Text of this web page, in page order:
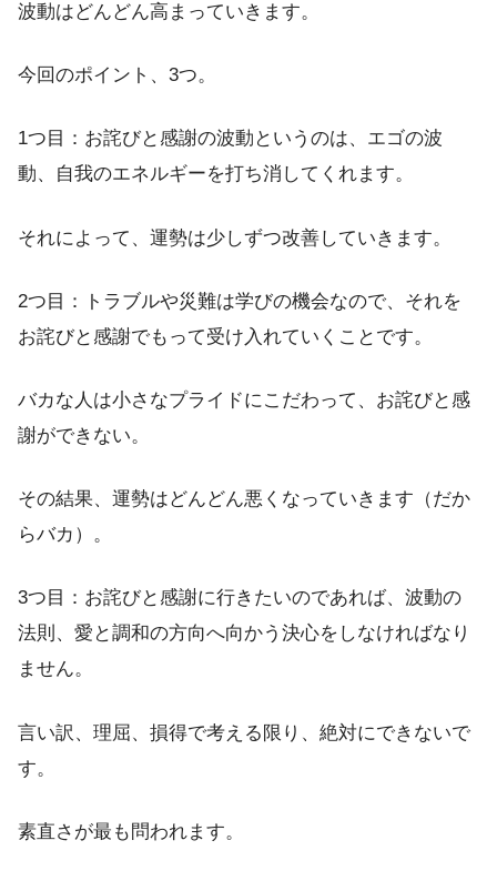
波動はどんどん高まっていきます。
今回のポイント、3つ。
1つ目：お詫びと感謝の波動というのは、エゴの波
動、自我のエネルギーを打ち消してくれます。
それによって、運勢は少しずつ改善していきます。
2つ目：トラブルや災難は学びの機会なので、それを
お詫びと感謝でもって受け入れていくことです。
バカな人は小さなプライドにこだわって、お詫びと感
謝ができない。
その結果、運勢はどんどん悪くなっていきます（だか
らバカ）。
3つ目：お詫びと感謝に行きたいのであれば、波動の
法則、愛と調和の方向へ向かう決心をしなければなり
ません。
言い訳、理屈、損得で考える限り、絶対にできないで
す。
素直さが最も問われます。